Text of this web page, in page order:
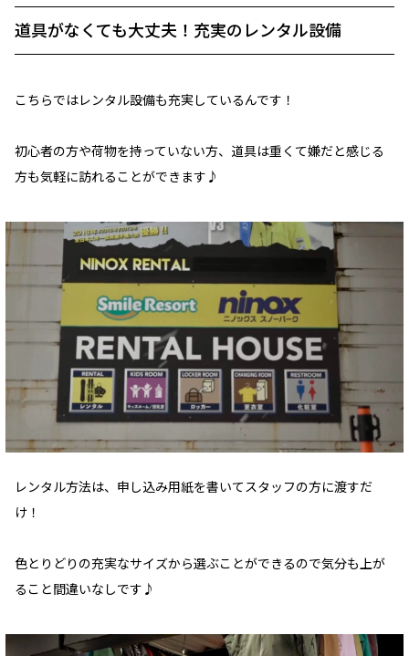
道具がなくても大丈夫！充実のレンタル設備
こちらではレンタル設備も充実しているんです！
初心者の方や荷物を持っていない方、道具は重くて嫌だと感じる
方も気軽に訪れることができます♪
レンタル方法は、申し込み用紙を書いてスタッフの方に渡すだ
け！
色とりどりの充実なサイズから選ぶことができるので気分も上が
ること間違いなしです♪